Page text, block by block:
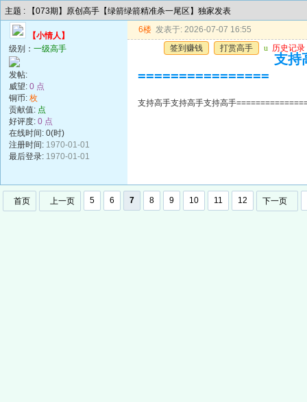
主题 : 【073期】原创高手【绿箭绿箭精准杀一尾区】独家发表
【小情人】
级别： 一级高手
发帖:
威望: 0 点
铜币: 枚
贡献值: 点
好评度: 0 点
在线时间: 0(时)
注册时间: 1970-01-01
最后登录: 1970-01-01
6楼 发表于: 2026-07-07 16:55
签到赚钱
打赏高手 u 历史记录
支持
================
支持高手支持高手支持高手
首页 上一页 5 6 7 8 9 10 11 12 下一页